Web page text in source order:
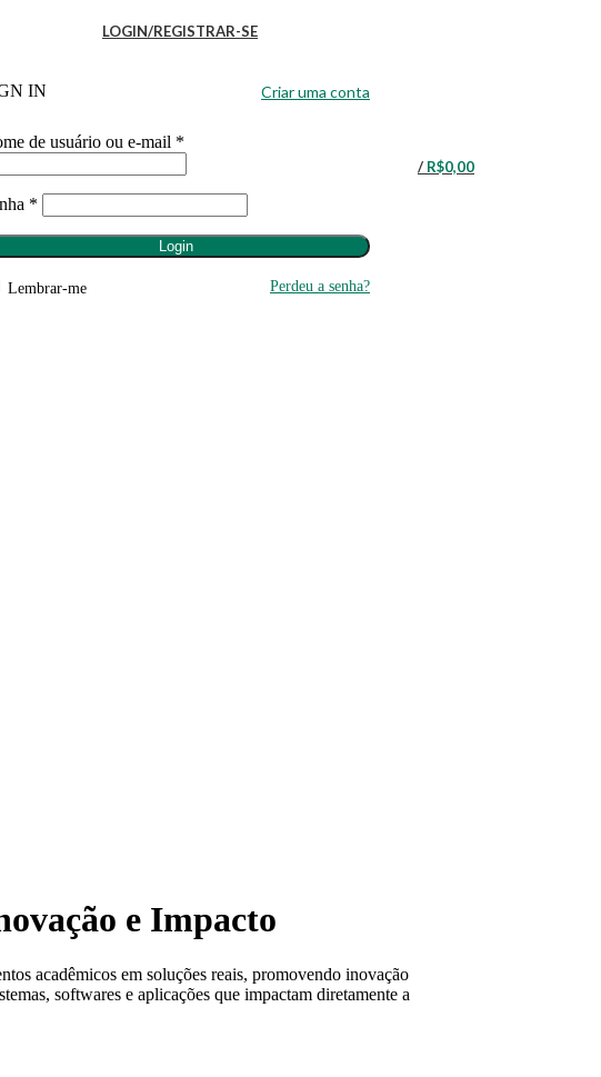
LOGIN/REGISTRAR-SE
IN Criar uma conta
de usuário ou e-mail *
*
Login
Perdeu a senha?
Lembrar-me
/ R$0,00
e Impacto
acadêmicos em soluções reais, promovendo inovação
softwares e aplicações que impactam diretamente a